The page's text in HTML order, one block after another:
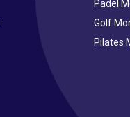
Padel
Golf
Pilates